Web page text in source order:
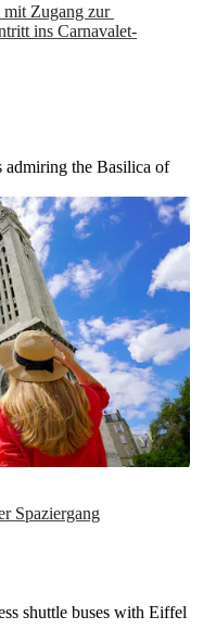
Zugang zur
ins Carnavalet-
admiring the Basilica of
Spaziergang
shuttle buses with Eiffel